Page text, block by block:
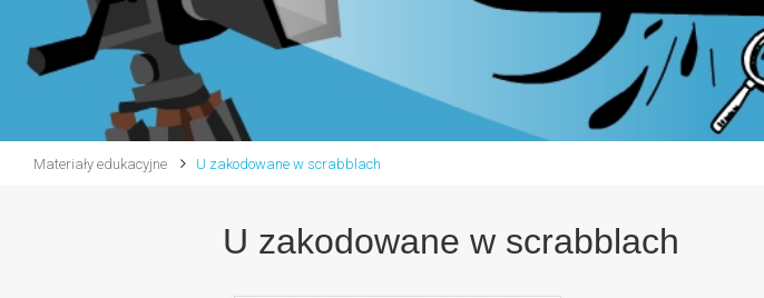
Materiały edukacyjne U zakodowane w scrabblach
U zakodowane w scrabblach